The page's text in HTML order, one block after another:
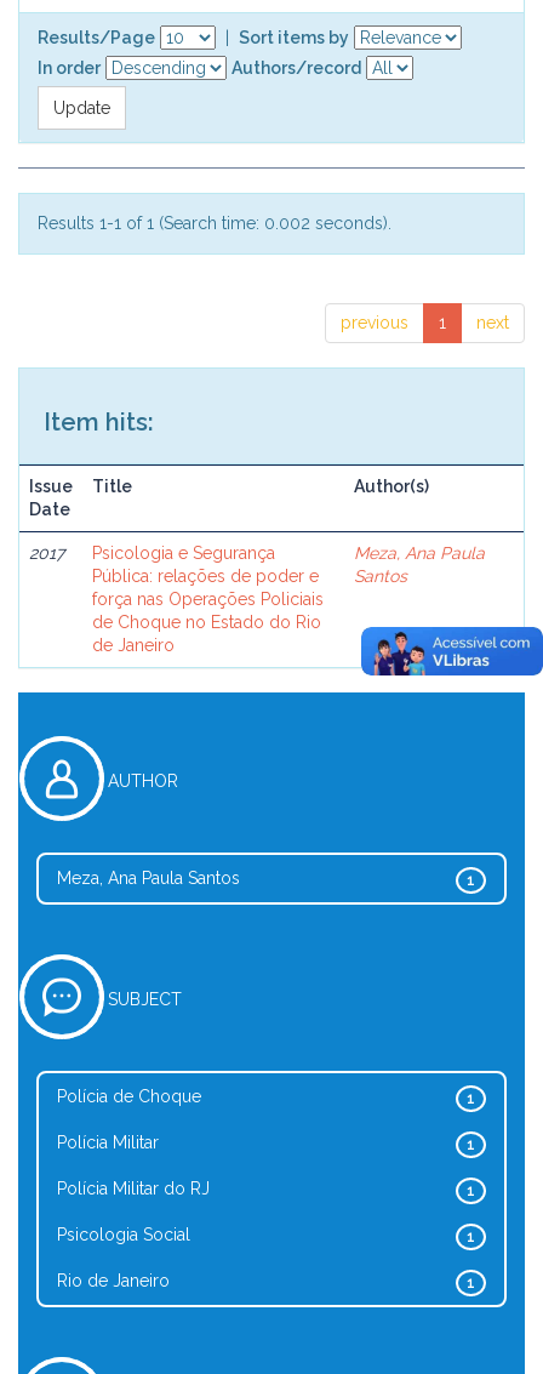
Results/Page
Sort items by
In order
Authors/record
Results 1-1 of 1 (Search time: 0.002 seconds).
previous 1 next
Item hits:
Issue
Date
Title Author(s)
2017
Psicologia e Segurança
Pública: relações de poder e
força nas Operações Policiais
de Choque no Estado do Rio
de Janeiro
Meza, Ana Paula
Santos
AUTHOR
1
Meza, Ana Paula Santos
SUBJECT
1
Polícia de Choque
1
Polícia Militar
1
Polícia Militar do RJ
1
Psicologia Social
1
Rio de Janeiro